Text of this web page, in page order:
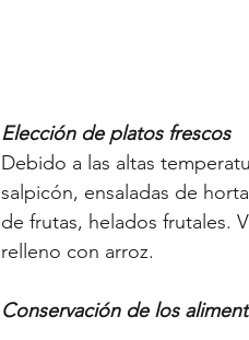
Elección de platos frescos
Debido a las altas
salpicón, ensaladas de
de frutas, helados frutales.
relleno con arroz.
Conservación de los